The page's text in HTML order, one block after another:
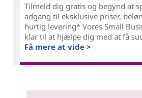
Tilmeld dig gratis og begynd at
adgang til eksklusive priser,
hurtig levering* Vores Small
klar til at hjælpe dig med at få
Få mere at vide >